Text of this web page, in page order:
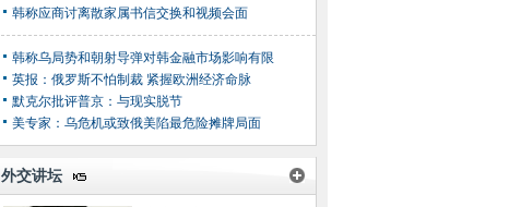
韩称应商讨离散家属书信交换和视频会面
韩称乌局势和朝射导弹对韩金融市场影响有限
英报：俄罗斯不怕制裁 紧握欧洲经济命脉
默克尔批评普京：与现实脱节
美专家：乌危机或致俄美陷最危险摊牌局面
外交讲坛